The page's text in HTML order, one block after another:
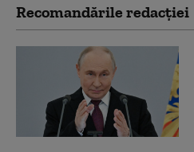
Recomandările redacţiei